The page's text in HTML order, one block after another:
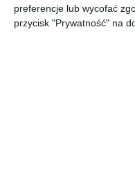
preferencje lub wycofać
przycisk "Prywatność" na
przejdź do
przejdź do
sklepu